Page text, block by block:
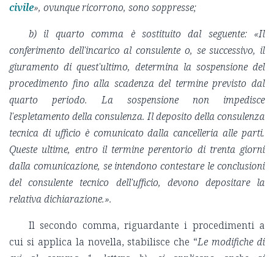
civile», ovunque ricorrono, sono soppresse;
b) il quarto comma è sostituito dal seguente: «Il
conferimento dell'incarico al consulente o, se successivo, il
giuramento di quest'ultimo, determina la sospensione del
procedimento fino alla scadenza del termine previsto dal
quarto periodo. La sospensione non impedisce
l'espletamento della consulenza. Il deposito della consulenza
tecnica di ufficio è comunicato dalla cancelleria alle parti.
Queste ultime, entro il termine perentorio di trenta giorni
dalla comunicazione, se intendono contestare le conclusioni
del consulente tecnico dell'ufficio, devono depositare la
relativa dichiarazione.».
Il secondo comma, riguardante i procedimenti a
cui si applica la novella, stabilisce che “Le modifiche di